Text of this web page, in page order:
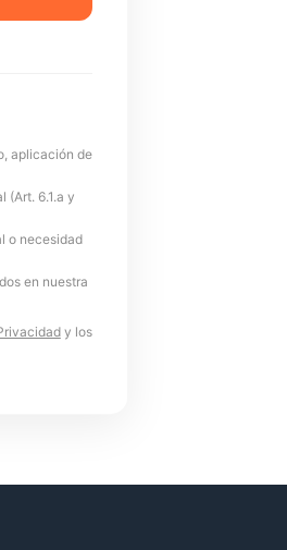
aplicación de
(Art. 6.1.a y
o necesidad
en nuestra
y los